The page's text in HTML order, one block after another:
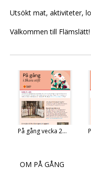
Utsökt mat, aktiviteter,
Välkommen till Flämslätt!
På gång vecka 2...
OM PÅ GÅNG